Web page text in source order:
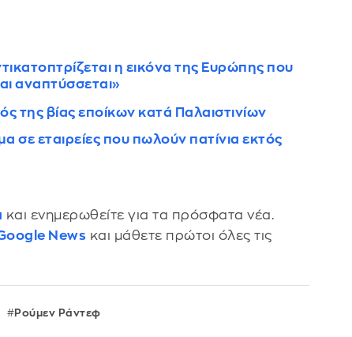
η εικόνα της Ευρώπης που
αναπτύσσεται»
της βίας εποίκων κατά Παλαιστινίων
σε εταιρείες που πωλούν πατίνια εκτός
και ενημερωθείτε για τα πρόσφατα νέα.
News και μάθετε πρώτοι όλες τις
Ρούμεν Ράντεφ